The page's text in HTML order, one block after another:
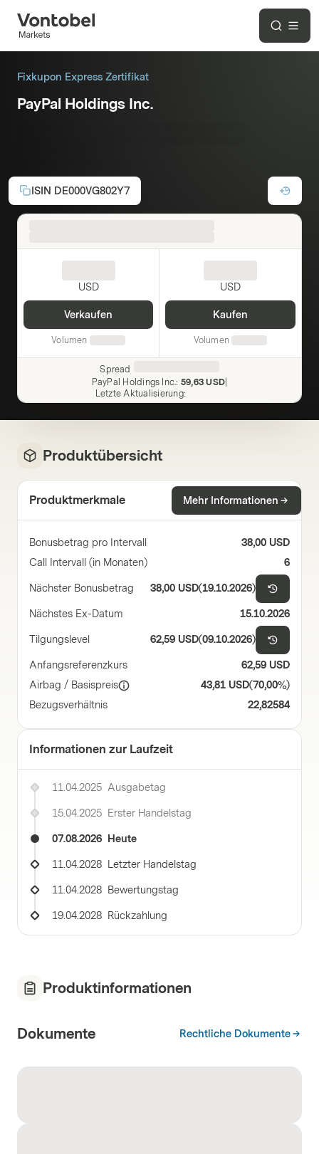
Fixkupon Express Zertifikat
PayPal Holdings Inc.
ISIN DE000VG802Y7
USD
Verkaufen
Volumen
USD
Kaufen
Volumen
Spread
PayPal Holdings Inc.: 59,63 USD
Letzte Aktualisierung:
Produktübersicht
Produktmerkmale Mehr Informationen
Bonusbetrag pro Intervall
38,00 USD
Call Intervall (in Monaten)
6
Nächster Bonusbetrag 38,00 USD(19.10.2026)
Nächstes Ex-Datum 15.10.2026
Tilgungslevel 62,59 USD(09.10.2026)
Anfangsreferenzkurs
62,59 USD
Airbag / Basispreis
43,81 USD(70,00%)
Bezugsverhältnis
22,82584
Informationen zur Laufzeit
11.04.2025 Ausgabetag
15.04.2025 Erster Handelstag
07.08.2026 Heute
11.04.2028 Letzter Handelstag
11.04.2028 Bewertungstag
19.04.2028 Rückzahlung
Produktinformationen
Dokumente Rechtliche Dokumente